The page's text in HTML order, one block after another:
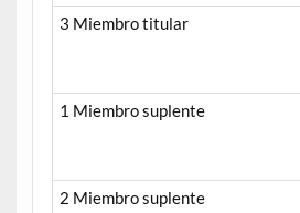
3 Miembro titular
1 Miembro suplente
2 Miembro suplente